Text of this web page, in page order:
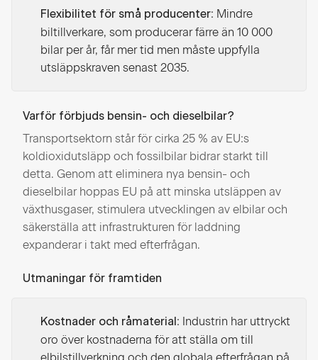
Flexibilitet för små producenter: Mindre
biltillverkare, som producerar färre än 10 000
bilar per år, får mer tid men måste uppfylla
utsläppskraven senast 2035.
Varför förbjuds bensin- och dieselbilar?
Transportsektorn står för cirka 25 % av EU:s
koldioxidutsläpp och fossilbilar bidrar starkt till
detta. Genom att eliminera nya bensin- och
dieselbilar hoppas EU på att minska utsläppen av
växthusgaser, stimulera utvecklingen av elbilar och
säkerställa att infrastrukturen för laddning
expanderar i takt med efterfrågan.
Utmaningar för framtiden
Kostnader och råmaterial : Industrin har uttryckt
oro över kostnaderna för att ställa om till